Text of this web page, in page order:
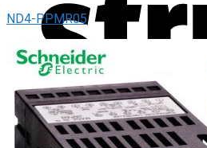
ND4-PPMR05